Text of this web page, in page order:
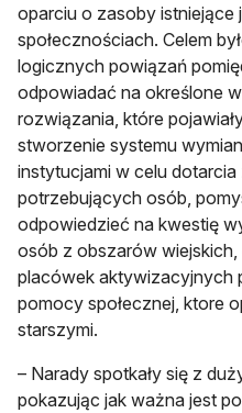
oparciu o zasoby istniejące
społecznościach. Celem
logicznych powiązań
odpowiadać na określone
rozwiązania, które
stworzenie systemu
instytucjami w celu
potrzebujących osób,
odpowiedzieć na kwestię
osób z obszarów
placówek aktywizacyjnych
pomocy społecznej, ktore
starszymi.
– Narady spotkały się z
pokazując jak ważna jest